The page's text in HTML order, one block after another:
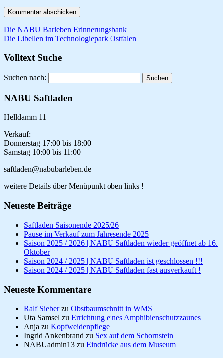
Die NABU Barleben Erinnerungsbank
Die Libellen im Technologiepark Ostfalen
Volltext Suche
Suchen nach:
NABU Saftladen
Helldamm 11
Verkauf:
Donnerstag 17:00 bis 18:00
Samstag 10:00 bis 11:00
saftladen@nabubarleben.de
weitere Details über Menüpunkt oben links !
Neueste Beiträge
Saftladen Saisonende 2025/26
Pause im Verkauf zum Jahresende 2025
Saison 2025 / 2026 | NABU Saftladen wieder geöffnet ab 16.
Oktober
Saison 2024 / 2025 | NABU Saftladen ist geschlossen !!!
Saison 2024 / 2025 | NABU Saftladen fast ausverkauft !
Neueste Kommentare
Ralf Sieberzu Obstbaumschnitt in WMS
Uta Samsel zu Errichtung eines Amphibienschutzzaunes
Anja zu Kopfweidenpflege
Ingrid Ankenbrand zu Sex auf dem Schornstein
NABUadmin13 zu Eindrücke aus dem Museum